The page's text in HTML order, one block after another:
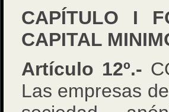
CAPÍTULO I
CAPITAL
Artículo 12º.-
Las empresas